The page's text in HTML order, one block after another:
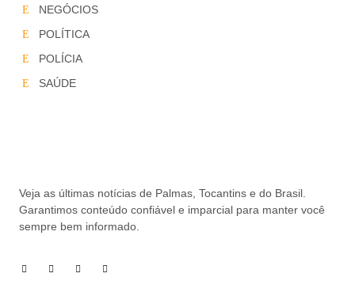
NEGÓCIOS
POLÍTICA
POLÍCIA
SAÚDE
Veja as últimas notícias de Palmas, Tocantins e do Brasil.
Garantimos conteúdo confiável e imparcial para manter você
sempre bem informado.